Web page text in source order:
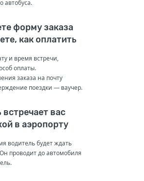
автобуса.
форму заказа
как оплатить
и время встречи,
оплаты.
заказа на почту
поездки — ваучер.
вас
в аэропорту
водитель будет ждать
проводит до автомобиля